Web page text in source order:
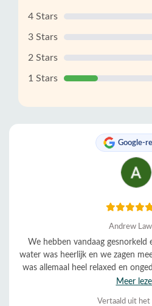
4 Stars
3 Stars
2 Stars
1 Stars
Google-
Andrew
We hebben vandaag
water was heerlijk en we zagen
was allemaal heel relaxed en
het geprobeerd
Meer
Vertaald uit het